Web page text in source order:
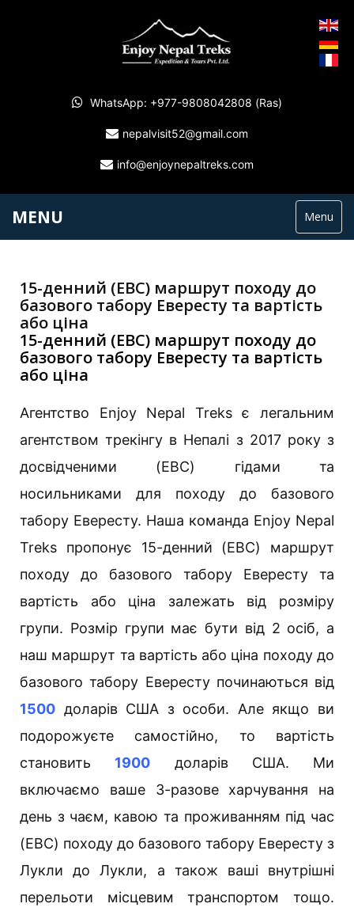
WhatsApp: +977-9808042808 (Ras)
nepalvisit52@gmail.com
info@enjoynepaltreks.com
MENU Menu
15-денний (EBC) маршрут походу до
базового табору Евересту та вартість
або ціна
15-денний (EBC) маршрут походу до
базового табору Евересту та вартість
або ціна
Агентство Enjoy Nepal Treks є легальним
агентством трекінгу в Непалі з 2017 року з
досвідченими (EBC) гідами та
носильниками для походу до базового
табору Евересту. Наша команда Enjoy Nepal
Treks пропонує 15-денний (EBC) маршрут
походу до базового табору Евересту та
вартість або ціна залежать від розміру
групи. Розмір групи має бути від 2 осіб, а
наш маршрут та вартість або ціна походу до
базового табору Евересту починаються від
1500 доларів США з особи. Але якщо ви
подорожуєте самостійно, то вартість
становить 1900 доларів США. Ми
включаємо ваше 3-разове харчування на
день з чаєм, кавою та проживанням під час
(EBC) походу до базового табору Евересту з
Лукли до Лукли, а також ваші внутрішні
перельоти місцевим транспортом тощо.